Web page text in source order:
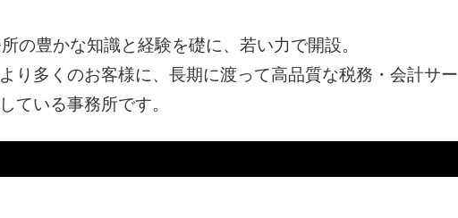
会社 資本金 とは
合同会社 税金
会社設立 費用
遺産分割協議 とは
不動産 登記 住所 変更
相続税 国税庁
相続法 改正
遺言書 無効
の豊かな知識と経験を礎に、若い力で開設。
り多くのお客様に、長期に渡って高品質な税務・会計サー
ている事務所です。